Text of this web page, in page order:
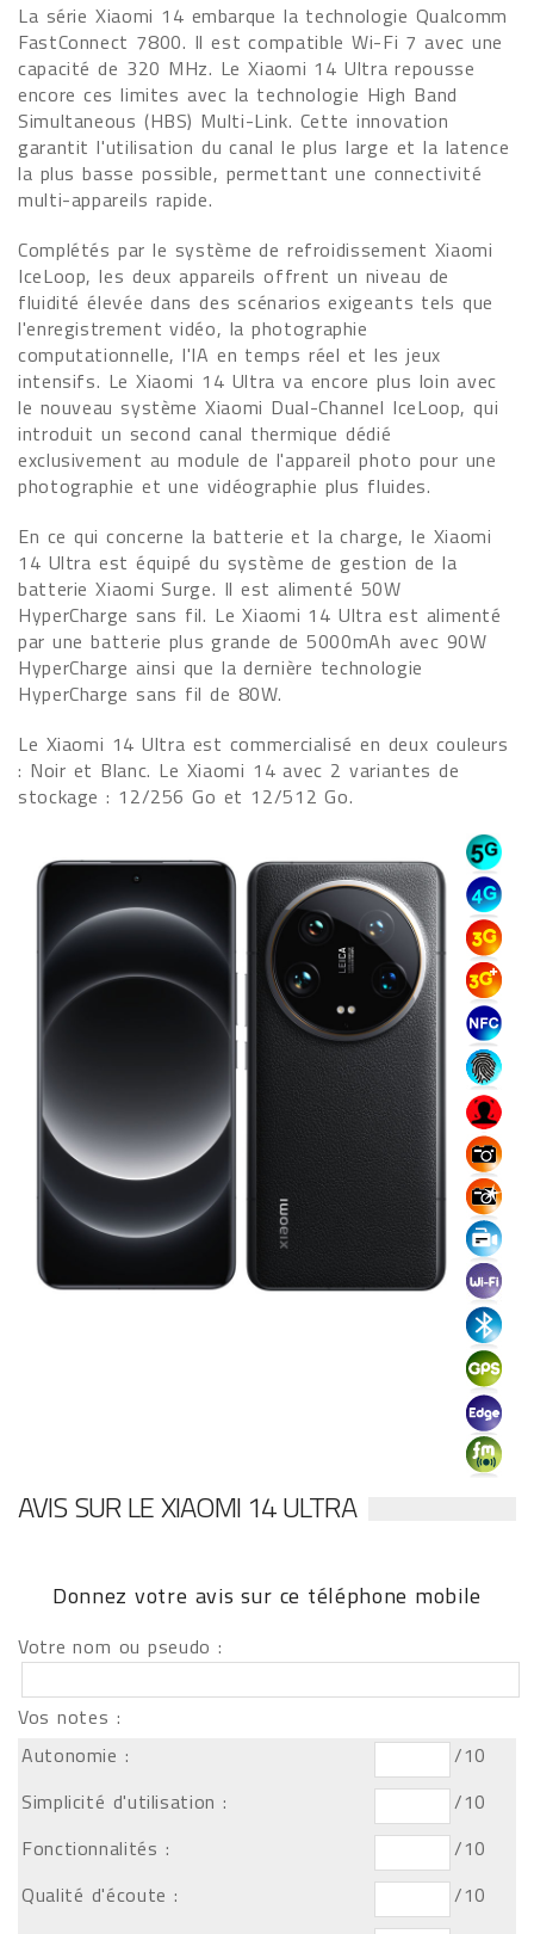
La série Xiaomi 14 embarque la technologie Qualcomm
FastConnect 7800. Il est compatible Wi-Fi 7 avec une
capacité de 320 MHz. Le Xiaomi 14 Ultra repousse
encore ces limites avec la technologie High Band
Simultaneous (HBS) Multi-Link. Cette innovation
garantit l'utilisation du canal le plus large et la latence
la plus basse possible, permettant une connectivité
multi-appareils rapide.
Complétés par le système de refroidissement Xiaomi
IceLoop, les deux appareils offrent un niveau de
fluidité élevée dans des scénarios exigeants tels que
l'enregistrement vidéo, la photographie
computationnelle, l'IA en temps réel et les jeux
intensifs. Le Xiaomi 14 Ultra va encore plus loin avec
le nouveau système Xiaomi Dual-Channel IceLoop, qui
introduit un second canal thermique dédié
exclusivement au module de l'appareil photo pour une
photographie et une vidéographie plus fluides.
En ce qui concerne la batterie et la charge, le Xiaomi
14 Ultra est équipé du système de gestion de la
batterie Xiaomi Surge. Il est alimenté 50W
HyperCharge sans fil. Le Xiaomi 14 Ultra est alimenté
par une batterie plus grande de 5000mAh avec 90W
HyperCharge ainsi que la dernière technologie
HyperCharge sans fil de 80W.
Le Xiaomi 14 Ultra est commercialisé en deux couleurs
: Noir et Blanc. Le Xiaomi 14 avec 2 variantes de
stockage : 12/256 Go et 12/512 Go.
AVIS SUR LE XIAOMI 14 ULTRA
Donnez votre avis sur ce téléphone mobile
Votre nom ou pseudo :
Vos notes :
Autonomie :
/10
Simplicité d'utilisation :
/10
Fonctionnalités :
/10
Qualité d'écoute :
/10